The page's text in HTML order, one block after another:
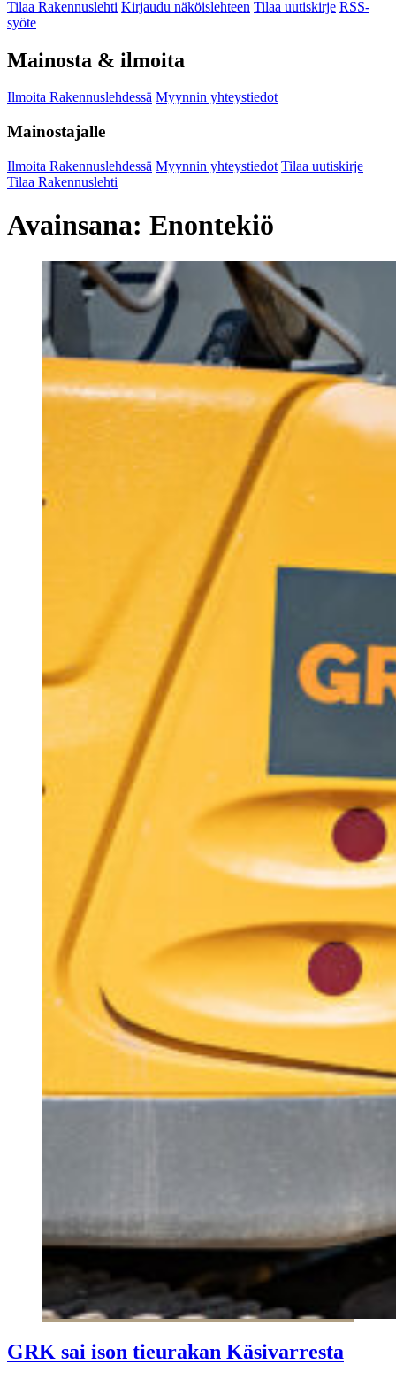
Tilaa Rakennuslehti Kirjaudu näköislehteen Tilaa uutiskirje RSS-
syöte
Mainosta & ilmoita
Ilmoita Rakennuslehdessä Myynnin yhteystiedot
Mainostajalle
Ilmoita Rakennuslehdessä Myynnin yhteystiedot Tilaa uutiskirje
Tilaa Rakennuslehti
Avainsana: Enontekiö
GRK sai ison tieurakan Käsivarresta